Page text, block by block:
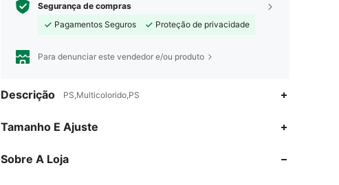
Segurança de compras
Pagamentos Seguros
Proteção de privacidade
Para denunciar este vendedor e/ou produto
Descrição PS,Multicolorido,PS
Tamanho E Ajuste
Sobre A Loja
4,92